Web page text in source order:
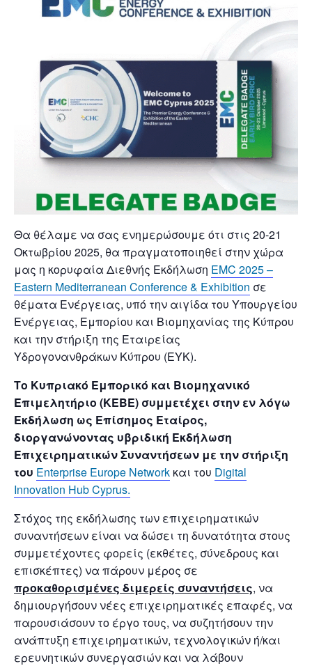
Θα θέλαμε να σας ενημερώσουμε ότι στις 20-21
Οκτωβρίου 2025, θα πραγματοποιηθεί στην χώρα
μας η κορυφαία Διεθνής Εκδήλωση EMC 2025 –
Eastern Mediterranean Conference & Exhibition σε
θέματα Ενέργειας, υπό την αιγίδα του Υπουργείου
Ενέργειας, Εμπορίου και Βιομηχανίας της Κύπρου
και την στήριξη της Εταιρείας
Υδρογονανθράκων Κύπρου (ΕΥΚ).
Το Κυπριακό Εμπορικό και Βιομηχανικό
Επιμελητήριο (ΚΕΒΕ) συμμετέχει στην εν λόγω
Εκδήλωση ως Επίσημος Εταίρος,
διοργανώνοντας υβριδική Εκδήλωση
Επιχειρηματικών Συναντήσεων με την στήριξη
του Enterprise Europe Network και του Digital
Innovation Hub Cyprus.
Στόχος της εκδήλωσης των επιχειρηματικών
συναντήσεων είναι να δώσει τη δυνατότητα στους
συμμετέχοντες φορείς (εκθέτες, σύνεδρους και
επισκέπτες) να πάρουν μέρος σε
προκαθορισμένες διμερείς συναντήσεις, να
δημιουργήσουν νέες επιχειρηματικές επαφές, να
παρουσιάσουν το έργο τους, να συζητήσουν την
ανάπτυξη επιχειρηματικών, τεχνολογικών ή/και
ερευνητικών συνεργασιών και να λάβουν